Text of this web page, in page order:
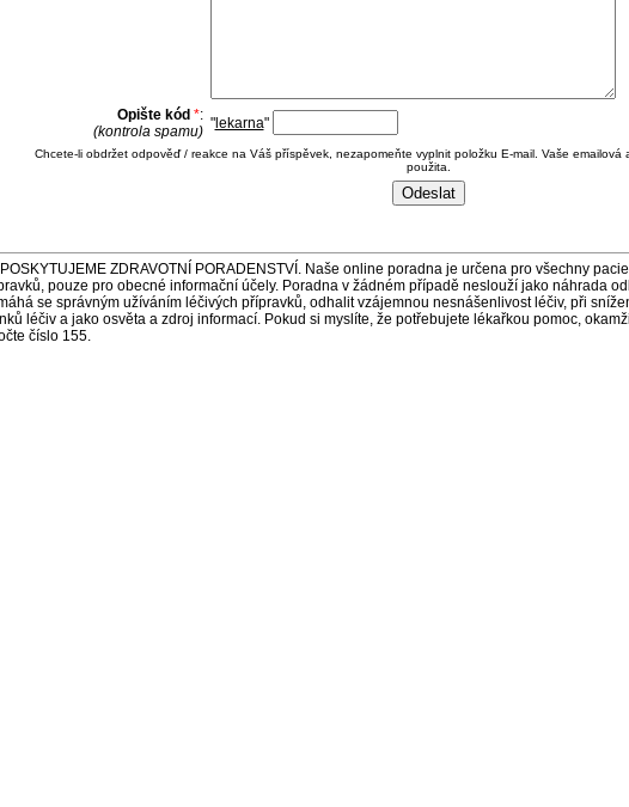
Opište kód *:
(kontrola spamu) "lekarna"
Chcete-li obdržet odpověď / reakce na Váš příspěvek, nezapomeňte vyplnit položku E-mail. Vaše
použita.
ZDRAVOTNÍ PORADENSTVÍ. Naše online poradna je určena pro všechny
pouze pro obecné informační účely. Poradna v žádném případě neslouží jako náhrada
se správným užíváním léčivých přípravků, odhalit vzájemnou nesnášenlivost léčiv, při
léčiv a jako osvěta a zdroj informací. Pokud si myslíte, že potřebujete lékařkou pomoc,
číslo 155.